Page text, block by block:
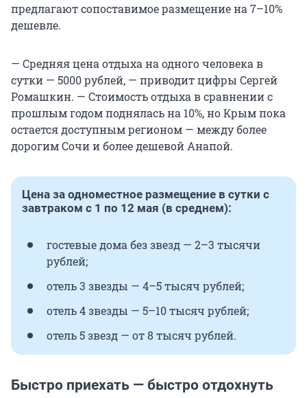
предлагают сопоставимое размещение на 7–10%
дешевле.
— Средняя цена отдыха на одного человека в
сутки — 5000 рублей, — приводит цифры Сергей
Ромашкин. — Стоимость отдыха в сравнении с
прошлым годом поднялась на 10%, но Крым пока
остается доступным регионом — между более
дорогим Сочи и более дешевой Анапой.
Цена за одноместное размещение в сутки с
завтраком с 1 по 12 мая (в среднем):
гостевые дома без звезд — 2–3 тысячи
рублей;
отель 3 звезды — 4–5 тысяч рублей;
отель 4 звезды — 5–10 тысяч рублей;
отель 5 звезд — от 8 тысяч рублей.
Быстро приехать — быстро отдохнуть